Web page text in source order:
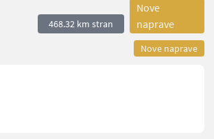
468.32 km stran
Nove
naprave
Nove naprave